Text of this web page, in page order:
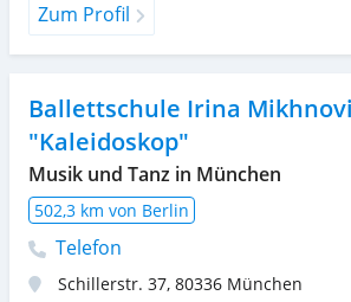
Zum Profil
Ballettschule Irina
"Kaleidoskop"
Musik und Tanz in München
502,3 km von Berlin
Telefon
Schillerstr. 37, 80336 München